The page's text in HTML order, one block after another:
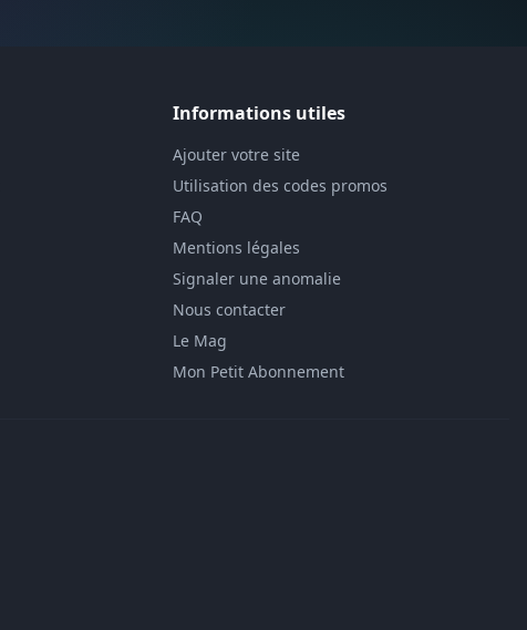
Informations utiles
Ajouter votre site
Utilisation des codes promos
FAQ
Mentions légales
Signaler une anomalie
Nous contacter
Le Mag
Mon Petit Abonnement